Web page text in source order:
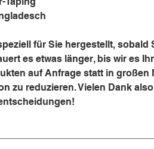
für Sie hergestellt, sobald
es etwas länger, bis wir es
auf Anfrage statt in großen
zu reduzieren. Vielen Dank